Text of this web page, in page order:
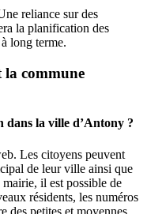
reliance sur des
la planification des
long terme.
la commune
dans la ville d’Antony ?
Les citoyens peuvent
de leur ville ainsi que
il est possible de
résidents, les numéros
des petites et moyennes